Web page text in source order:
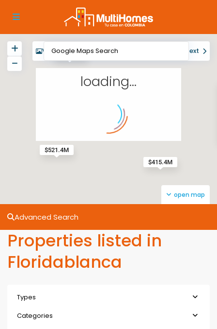
$415.4M
$470.5M
$521.4M
loading...
open map
View My Location Next
Advanced Search
Properties listed in
Floridablanca
Types
Categories